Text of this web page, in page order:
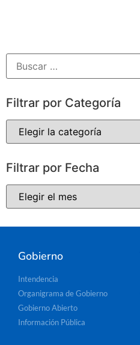
Filtrar por Categoría
Filtrar por Fecha
Gobierno
Intendencia
Organigrama de Gobierno
Gobierno Abierto
Información Pública